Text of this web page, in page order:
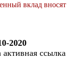
вклад вносят
2020
ссылка